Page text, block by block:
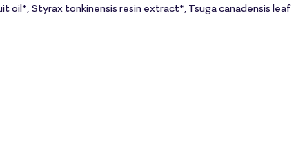
oil*, Styrax tonkinensis resin extract*, Tsuga canadensis leaf